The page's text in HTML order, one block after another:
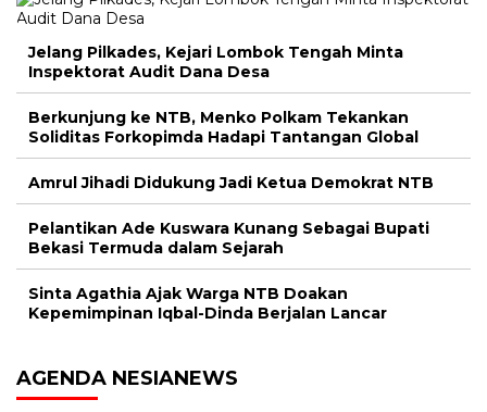
Jelang Pilkades, Kejari Lombok Tengah Minta
Inspektorat Audit Dana Desa
Berkunjung ke NTB, Menko Polkam Tekankan
Soliditas Forkopimda Hadapi Tantangan Global
Amrul Jihadi Didukung Jadi Ketua Demokrat NTB
Pelantikan Ade Kuswara Kunang Sebagai Bupati
Bekasi Termuda dalam Sejarah
Sinta Agathia Ajak Warga NTB Doakan
Kepemimpinan Iqbal-Dinda Berjalan Lancar
AGENDA NESIANEWS